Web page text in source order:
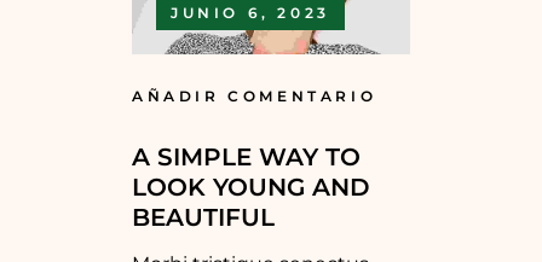
JUNIO 6, 2023
AÑADIR COMENTARIO
A SIMPLE WAY TO
LOOK YOUNG AND
BEAUTIFUL